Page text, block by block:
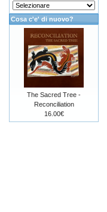
Cosa c'e' di nuovo?
The Sacred Tree -
Reconciliation
16.00€